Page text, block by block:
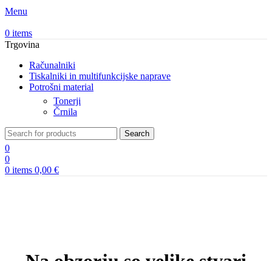
Menu
0 items
Trgovina
Računalniki
Tiskalniki in multifunkcijske naprave
Potrošni material
Tonerji
Črnila
Search
0
0
0 items 0,00 €